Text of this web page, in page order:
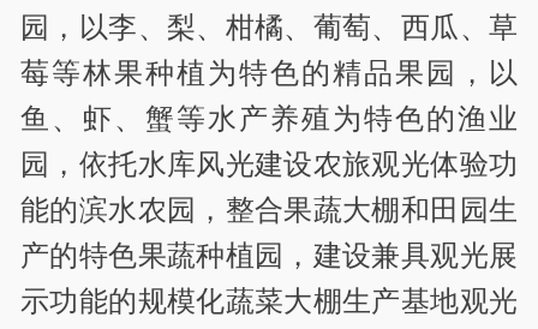
园，以李、梨、柑橘、葡萄、西瓜、草
莓等林果种植为特色的精品果园，以
鱼、虾、蟹等水产养殖为特色的渔业
园，依托水库风光建设农旅观光体验功
能的滨水农园，整合果蔬大棚和田园生
产的特色果蔬种植园，建设兼具观光展
示功能的规模化蔬菜大棚生产基地观光